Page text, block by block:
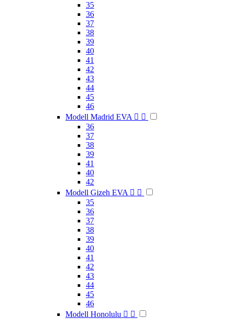
35
36
37
38
39
40
41
42
43
44
45
46
Modell Madrid EVA  
36
37
38
39
41
40
42
Modell Gizeh EVA  
35
36
37
38
39
40
41
42
43
44
45
46
Modell Honolulu  